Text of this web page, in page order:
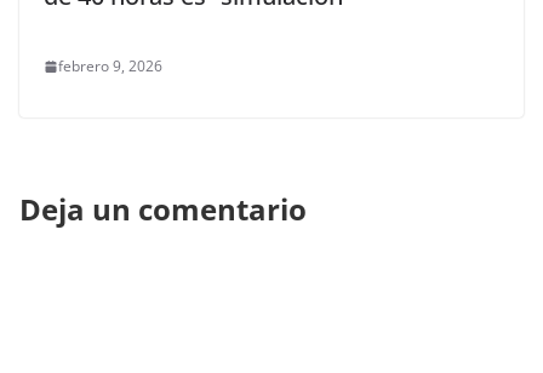
febrero 9, 2026
Deja un comentario